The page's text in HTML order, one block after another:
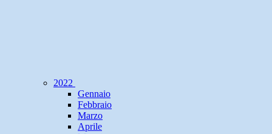
2022
Gennaio
Febbraio
Marzo
Aprile